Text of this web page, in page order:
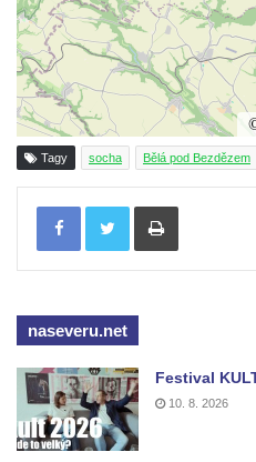
Budějovicích
Socha S tebou v parku na
náměstí v Českých
Socha Tornádo v parku na
náměstí v Českých
Českých Budějovicích
Na Sadech v Českých
Sadech v Českých
Socha Mateřství v parku Na
Českých Budějovicích
Památník Otokara Mokrého v
Tagy socha Bělá pod Bezdězem
Tisknout
naseveru.net
Festival
10. 8. 2026